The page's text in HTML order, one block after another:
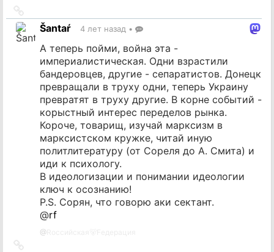
на
источник
Šantaŕ 4 лет назад •
А теперь пойми, война эта -
империалистическая. Одни взрастили
бандеровцев, другие - сепаратистов. Донецк
превращали в труху одни, теперь Украину
превратят в труху другие. В корне событий -
корыстный интерес переделов рынка.
Короче, товарищ, изучай марксизм в
марксистском кружке, читай иную
политлитературу (от Сореля до А. Смита) и
иди к психологу.
В идеологизации и понимании идеологии
ключ к осознанию!
P.S. Сорян, что говорю аки сектант.
@rf
@